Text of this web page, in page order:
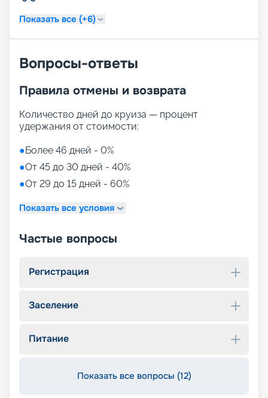
Показать все (+6)
Вопросы-ответы
Правила отмены и возврата
Количество дней до круиза — процент
удержания от стоимости:
●Более 46 дней - 0%
●От 45 до 30 дней - 40%
●От 29 до 15 дней - 60%
Показать все условия
Частые вопросы
Регистрация
Заселение
Питание
Показать все вопросы (12)